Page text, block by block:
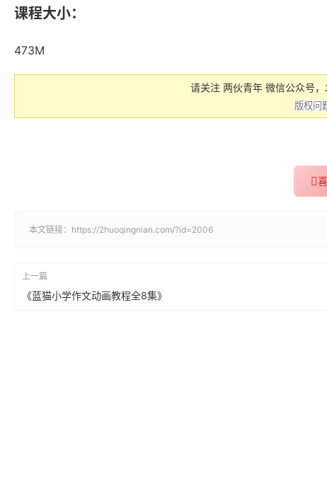
课程大小：
473M
请关注 两伙青年 微信公众号
本文链接： https://2huoqingnian.com/?id=2006
上一篇
《蓝猫小学作文动画教程全8集》